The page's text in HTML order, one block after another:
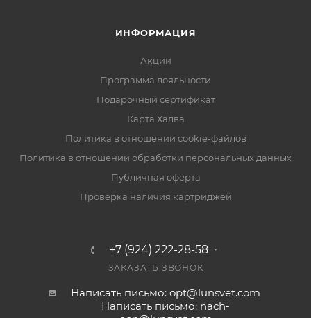
ИНФОРМАЦИЯ
Акции
Программа лояльности
Подарочный сертификат
Карта Халва
Политика в отношении cookie-файлов
Политика в отношении обработки персональных данных
Публичная оферта
Проверка наличия картриджей
+7 (924) 222-28-58
ЗАКАЗАТЬ ЗВОНОК
Написать письмо: opt@lunsvet.com
Написать письмо: nach-